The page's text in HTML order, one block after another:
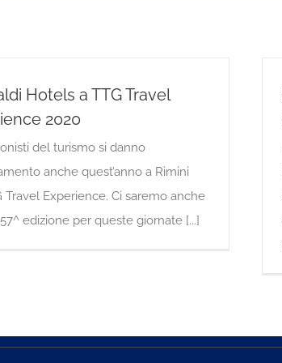
Hotels a TTG Travel
2020
del turismo si danno
anche quest’anno a Rimini
Travel Experience. Ci saremo anche
edizione per queste giornate [...]